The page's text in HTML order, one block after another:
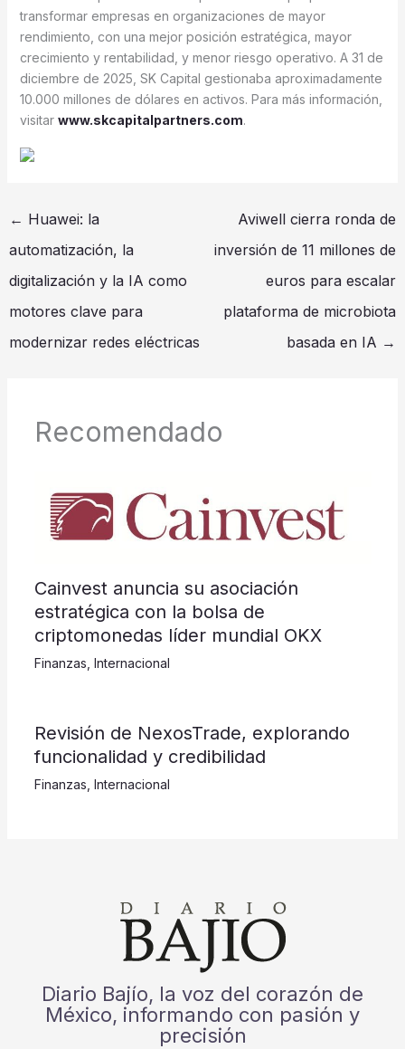
transformar empresas en organizaciones de mayor
rendimiento, con una mejor posición estratégica, mayor
crecimiento y rentabilidad, y menor riesgo operativo. A 31 de
diciembre de 2025, SK Capital gestionaba aproximadamente
10.000 millones de dólares en activos. Para más información,
visitar www.skcapitalpartners.com.
← Huawei: la
automatización, la
digitalización y la IA como
motores clave para
modernizar redes eléctricas
Aviwell cierra ronda de
inversión de 11 millones de
euros para escalar
plataforma de microbiota
basada en IA →
Recomendado
Cainvest anuncia su asociación
estratégica con la bolsa de
criptomonedas líder mundial OKX
Finanzas Internacional
Revisión de NexosTrade, explorando
funcionalidad y credibilidad
Finanzas Internacional
Diario Bajío, la voz del corazón de
México, informando con pasión y
precisión